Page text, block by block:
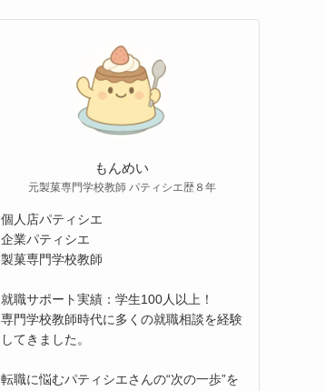
もんめい
元製菓専門学校教師 パティシエ歴８年
個人店パティシエ
企業パティシエ
製菓専門学校教師
就職サポート実績：学生100人以上！
専門学校教師時代に多くの就職相談を経験
してきました。
転職に悩むパティシエさんの“次の一歩”を